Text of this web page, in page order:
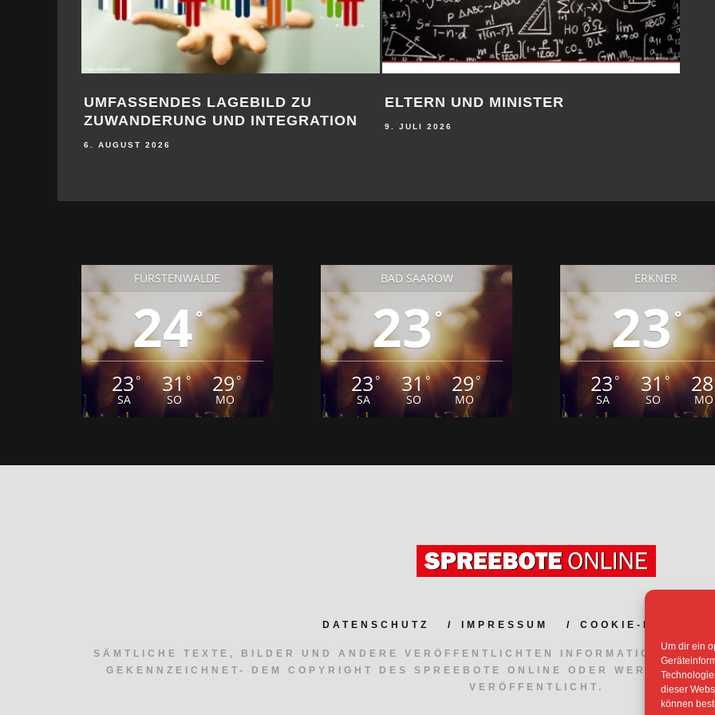
Um dir ein
dieser
können
UMFASSENDES LAGEBILD ZU
ZUWANDERUNG UND INTEGRATION
6. AUGUST 2026
ELTERN UND MINISTER
9. JULI 2026
FÜRSTENWALDE
24°
23°
SA
31°
SO
29°
MO
BAD SAAROW
23°
23°
SA
31°
SO
29°
MO
ERKNER
23°
23°
SA
31°
SO
28
MO
DATENSCHUTZ IMPRESSUM COOKIE-
SÄMTLICHE TEXTE, BILDER UND ANDERE VERÖFFENTLICHTEN INFORMATIONEN
GEKENNZEICHNET- DEM COPYRIGHT DES SPREEBOTE ONLINE ODER WERDEN
VERÖFFENTLICHT.